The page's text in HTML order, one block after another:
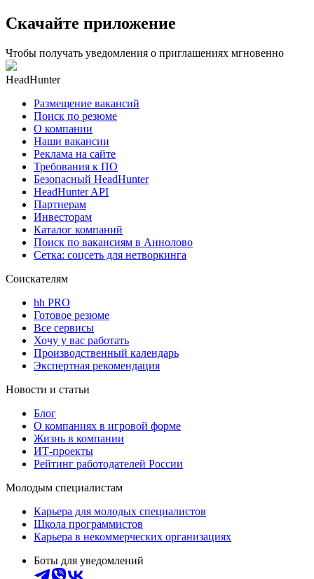
Скачайте приложение
Чтобы получать уведомления о приглашениях мгновенно
HeadHunter
Размещение вакансий
Поиск по резюме
О компании
Наши вакансии
Реклама на сайте
Требования к ПО
Безопасный HeadHunter
HeadHunter API
Партнерам
Инвесторам
Каталог компаний
Поиск по вакансиям в Аннолово
Сетка: соцсеть для нетворкинга
Соискателям
hh PRO
Готовое резюме
Все сервисы
Хочу у вас работать
Производственный календарь
Экспертная рекомендация
Новости и статьи
Блог
О компаниях в игровой форме
Жизнь в компании
ИТ-проекты
Рейтинг работодателей России
Молодым специалистам
Карьера для молодых специалистов
Школа программистов
Карьера в некоммерческих организациях
Боты для уведомлений